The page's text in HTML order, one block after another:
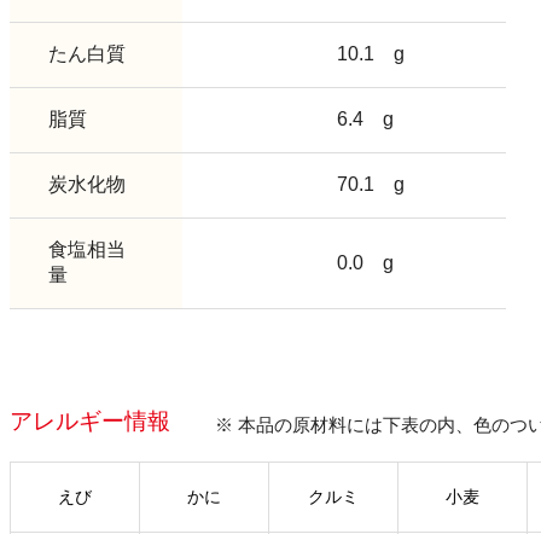
たん白質 10.1 g
脂質 6.4 g
炭水化物 70.1 g
食塩相当
量
0.0 g
アレルギー情報 ※ 本品の原材料には下表の内、色のつ
えび かに クルミ 小麦